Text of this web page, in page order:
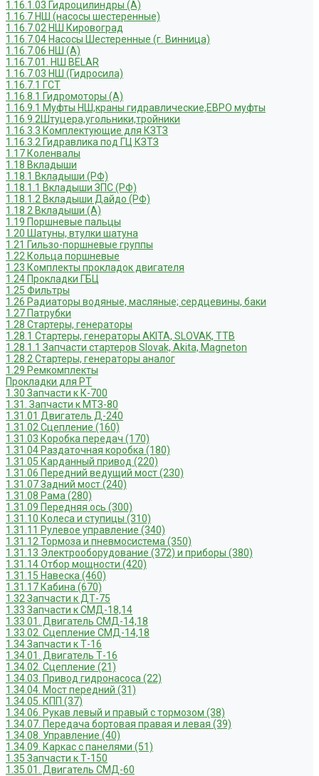
1.16.1.03 Гидроцилиндры (А)
1.16.7 НШ (насосы шестеренные)
1.16.7.02 НШ Кировоград
1.16.7.04 Насосы Шестеренные (г. Винница)
1.16.7.06 НШ (А)
1.16.7.01. НШ BELAR
1.16.7.03 НШ (Гидросила)
1.16.7.1 ГСТ
1.16.8.1 Гидромоторы (А)
1.16.9.1 Муфты НШ,краны гидравлические,ЕВРО муфты
1.16.9.2Штуцера,угольники,тройники
1.16.3.3 Комплектующие для КЗТЗ
1.16.3.2 Гидравлика под ГЦ КЗТЗ
1.17 Коленвалы
1.18 Вкладыши
1.18.1 Вкладыши (РФ)
1.18.1.1 Вкладыши ЗПС (РФ)
1.18.1.2 Вкладыши Дайдо (РФ)
1.18.2 Вкладыши (А)
1.19 Поршневые пальцы
1.20 Шатуны, втулки шатуна
1.21 Гильзо-поршневые группы
1.22 Кольца поршневые
1.23 Комплекты прокладок двигателя
1.24 Прокладки ГБЦ
1.25 Фильтры
1.26 Радиаторы водяные, масляные; сердцевины, баки
1.27 Патрубки
1.28 Стартеры, генераторы
1.28.1 Стартеры, генераторы AKITA, SLOVAK, ТТВ
1.28.1.1 Запчасти стартеров Slovak, Akita, Magneton
1.28.2 Стартеры, генераторы аналог
1.29 Ремкомплекты
Прокладки для РТ
1.30 Запчасти к К-700
1.31. Запчасти к МТЗ-80
1.31.01 Двигатель Д-240
1.31.02 Сцепление (160)
1.31.03 Коробка передач (170)
1.31.04 Раздаточная коробка (180)
1.31.05 Карданный привод (220)
1.31.06 Передний ведущий мост (230)
1.31.07 Задний мост (240)
1.31.08 Рама (280)
1.31.09 Передняя ось (300)
1.31.10 Колеса и ступицы (310)
1.31.11 Рулевое управление (340)
1.31.12 Тормоза и пневмосистема (350)
1.31.13 Электрооборудование (372) и приборы (380)
1.31.14 Отбор мощности (420)
1.31.15 Навеска (460)
1.31.17 Кабина (670)
1.32 Запчасти к ДТ-75
1.33 Запчасти к СМД-18,14
1.33.01. Двигатель СМД-14,18
1.33.02. Сцепление СМД-14,18
1.34 Запчасти к Т-16
1.34.01. Двигатель Т-16
1.34.02. Сцепление (21)
1.34.03. Привод гидронасоса (22)
1.34.04. Мост передний (31)
1.34.05. КПП (37)
1.34.06. Рукав левый и правый с тормозом (38)
1.34.07. Передача бортовая правая и левая (39)
1.34.08. Управление (40)
1.34.09. Каркас с панелями (51)
1.35 Запчасти к Т-150
1.35.01. Двигатель СМД-60